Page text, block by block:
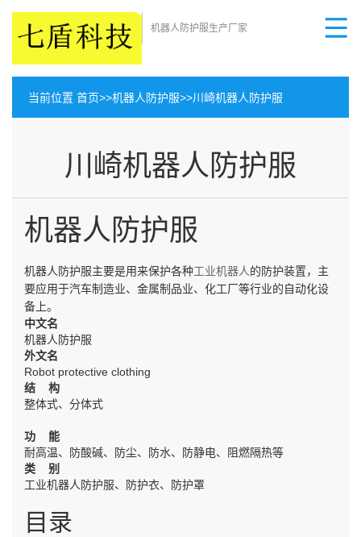
机器人防护服生产厂家
当前位置 首页>>机器人防护服>>川崎机器人防护服
川崎机器人防护服
机器人防护服
机器人防护服主要是用来保护各种工业机器人的防护装置，主
要应用于汽车制造业、金属制品业、化工厂等行业的自动化设
备上。
中文名
机器人防护服
外文名
Robot protective clothing
结 构
整体式、分体式
功 能
耐高温、防酸碱、防尘、防水、防静电、阻燃隔热等
类 别
工业机器人防护服、防护衣、防护罩
目录